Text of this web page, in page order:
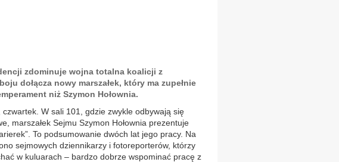
zdominuje wojna totalna koalicji z
dołącza nowy marszałek, który ma zupełnie
niż Szymon Hołownia.
W sali 101, gdzie zwykle odbywają się
marszałek Sejmu Szymon Hołownia prezentuje
To podsumowanie dwóch lat jego pracy. Na
sejmowych dziennikarzy i fotoreporterów, którzy
w kuluarach – bardzo dobrze wspominać pracę z